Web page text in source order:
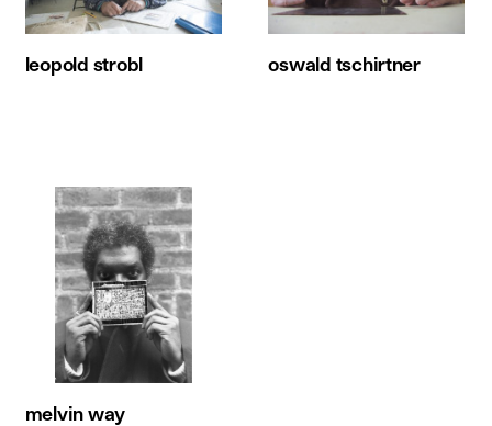
leopold strobl oswald tschirtner
melvin way